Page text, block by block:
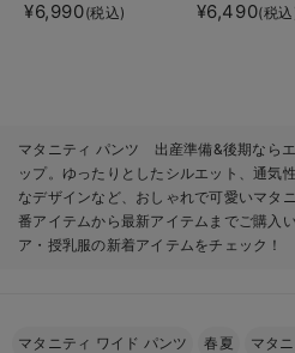
産後【出産後も長く使
える】
¥6,990(税込)
産後【出産後も
える】
¥6,490(税
マタニティ パンツ 出産準備&後期なら
ップ。ゆったりとしたシルエット、通気
なデザインなど、おしゃれで可愛いマ
番アイテムから最新アイテムまでご購入
ア・授乳服の新着アイテムをチェック！
マタニティ ワイド パンツ 春夏 マタ